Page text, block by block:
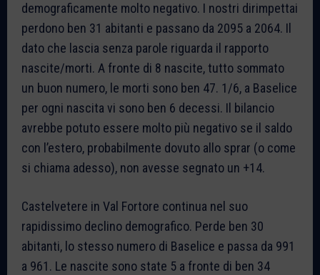
demograficamente molto negativo. I nostri dirimpettai
perdono ben 31 abitanti e passano da 2095 a 2064. Il
dato che lascia senza parole riguarda il rapporto
nascite/morti. A fronte di 8 nascite, tutto sommato
un buon numero, le morti sono ben 47. 1/6, a Baselice
per ogni nascita vi sono ben 6 decessi. Il bilancio
avrebbe potuto essere molto più negativo se il saldo
con l’estero, probabilmente dovuto allo sprar (o come
si chiama adesso), non avesse segnato un +14.
Castelvetere in Val Fortore continua nel suo
rapidissimo declino demografico. Perde ben 30
abitanti, lo stesso numero di Baselice e passa da 991
a 961. Le nascite sono state 5 a fronte di ben 34